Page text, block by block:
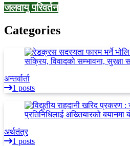
जलवायु परिवर्तन
Categories
अन्तर्वार्ता
1 posts
अर्थतंत्र
1 posts